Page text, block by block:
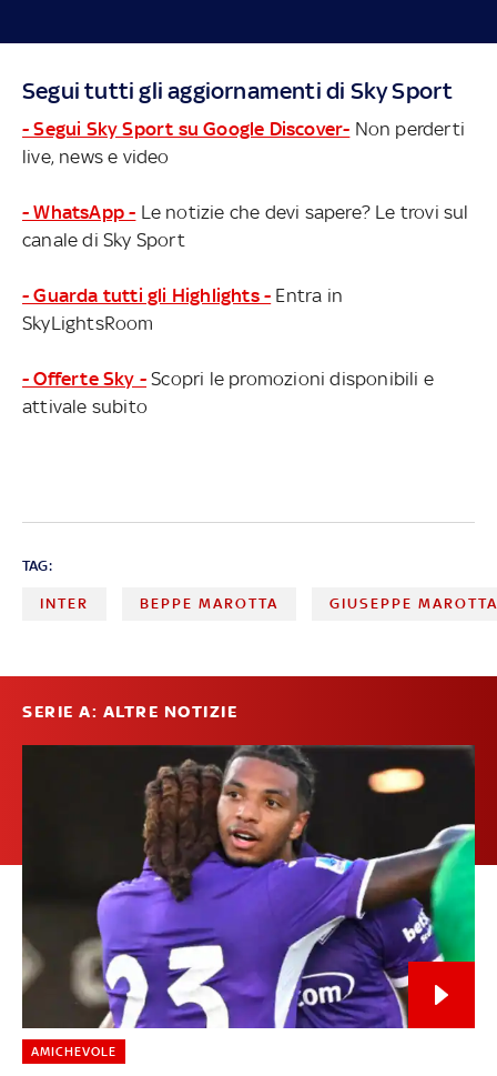
Segui tutti gli aggiornamenti di Sky Sport
- Segui Sky Sport su Google Discover- Non perderti
live, news e video
- WhatsApp - Le notizie che devi sapere? Le trovi sul
canale di Sky Sport
- Guarda tutti gli Highlights - Entra in
SkyLightsRoom
- Offerte Sky - Scopri le promozioni disponibili e
attivale subito
TAG:
INTER BEPPE MAROTTA GIUSEPPE
SERIE A: ALTRE NOTIZIE
AMICHEVOLE